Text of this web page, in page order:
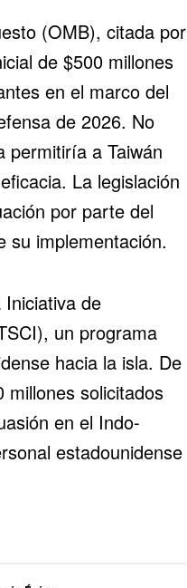
(OMB), citada por
de $500 millones
en el marco del
de 2026. No
permitiría a Taiwán
La legislación
por parte del
su implementación.
de
un programa
hacia la isla. De
millones solicitados
en el Indo-
estadounidense